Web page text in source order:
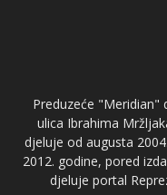
Preduzeće "Meridian"
ulica Ibrahima
djeluje od augusta
2012. godine, pored
djeluje portal